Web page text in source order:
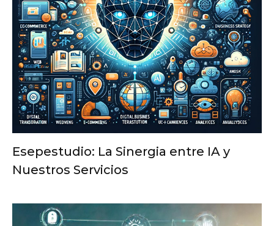
Esepestudio: La Sinergia entre IA y
Nuestros Servicios